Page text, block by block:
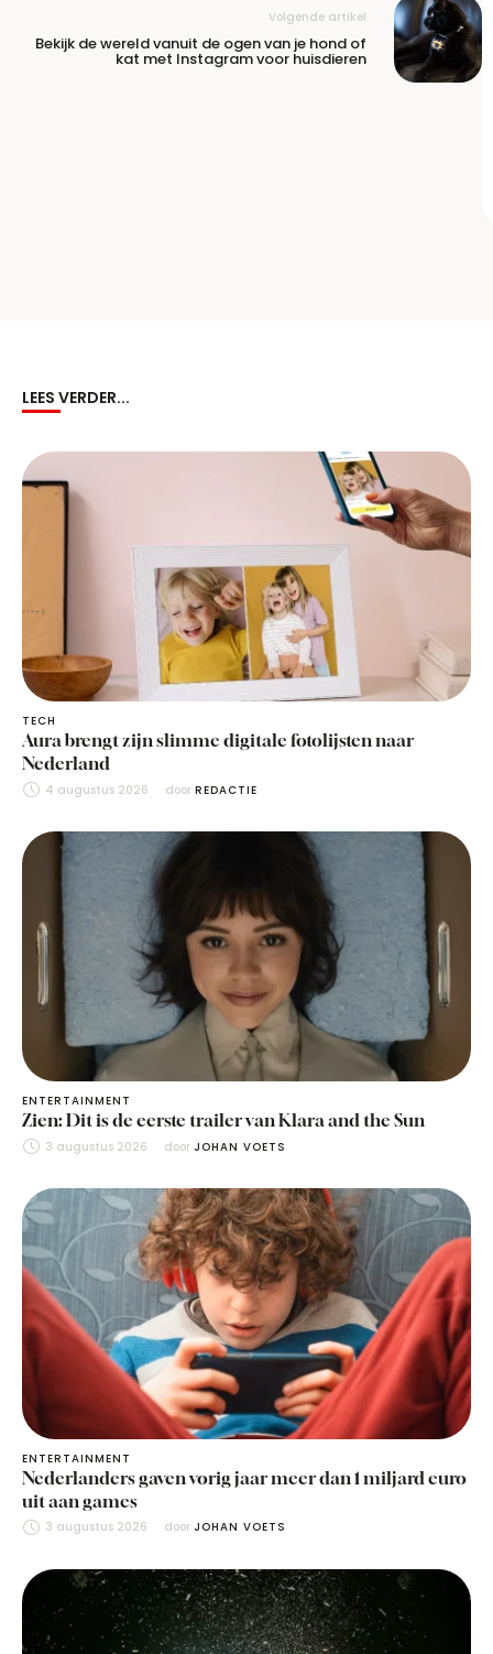
Volgende artikel
Bekijk de wereld vanuit de ogen van je hond of
kat met Instagram voor huisdieren
LEES VERDER...
TECH
Aura brengt zijn slimme digitale fotolijsten naar
Nederland
4 augustus 2026 door REDACTIE
ENTERTAINMENT
Zien: Dit is de eerste trailer van Klara and the Sun
3 augustus 2026 door JOHAN VOETS
ENTERTAINMENT
Nederlanders gaven vorig jaar meer dan 1 miljard euro
uit aan games
3 augustus 2026 door JOHAN VOETS